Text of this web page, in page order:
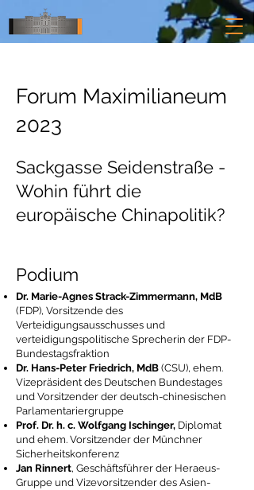
Forum Maximilianeum
2023
Sackgasse Seidenstraße -
Wohin führt die
europäische Chinapolitik?
Podium
Dr. Marie-Agnes Strack-Zimmermann, MdB
(FDP), Vorsitzende des
Verteidigungsausschusses und
verteidigungspolitische Sprecherin der FDP-
Bundestagsfraktion
Dr. Hans-Peter Friedrich, MdB (CSU), ehem.
Vizepräsident des Deutschen Bundestages
und Vorsitzender der deutsch-chinesischen
Parlamentariergruppe
Prof. Dr. h. c. Wolfgang Ischinger, Diplomat
und ehem. Vorsitzender der Münchner
Sicherheitskonferenz
Jan Rinnert, Geschäftsführer der Heraeus-
Gruppe und Vizevorsitzender des Asien-